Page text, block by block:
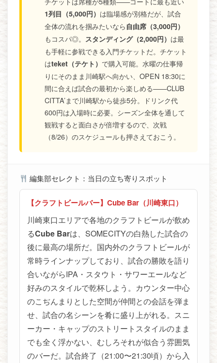
1列目（5,000円） は臨場感が別格だが、試合
全体の流れを掴みたいなら 自由席（3,000円）
もコスパ◎。 スタンディング（2,000円） は最
も手軽に参戦できる入門チケットだ。チケット
はteket（テケト） で購入可能。水曜の仕事帰
りにそのまま川崎駅へ向かい、OPEN 18:30に
間に合えば試合の最初から楽しめる——CLUB
CITTA’まで川崎駅から徒歩5分。ドリンク代
600円は入場時に必要。シーズン全体を通して
観戦すると面白さが倍増するので、次戦
（8/26）のスケジュールも押さえておこう。
編集部セレクト：当日の立ち寄りスポット
【クラフトビールバー】Cube Bar（川崎東口）
川崎東口エリアで各地のクラフトビールが飲め
るCube Barは、SOMECITYの白熱した試合の
後に最高の場所だ。国内外のクラフトビールが
常時ラインナップしており、試合の勝敗を語り
合いながらIPA・スタウト・サワーエールなど
好みのスタイルで乾杯しよう。カウンター中心
のこぢんまりとした空間が仲間との会話を弾ま
せ、試合の名シーンを肴に盛り上がれる。スニ
ーカー・キャップのストリートスタイルのまま
でも全く浮かない、むしろそれが似合う雰囲気
のバーだ。試合終了（21:00〜21:30頃）から入